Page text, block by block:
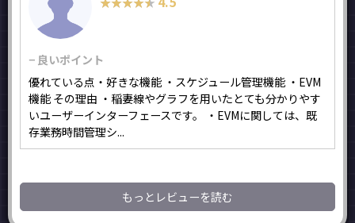
− 良いポイント
優れている点・好きな機能 ・スケジュール管理機能 ・EVM
機能 その理由 ・稲妻線やグラフを用いたとても分かりやす
いユーザーインターフェースです。 ・EVMに関しては、既
存業務時間管理シ...
もっとレビューを読む